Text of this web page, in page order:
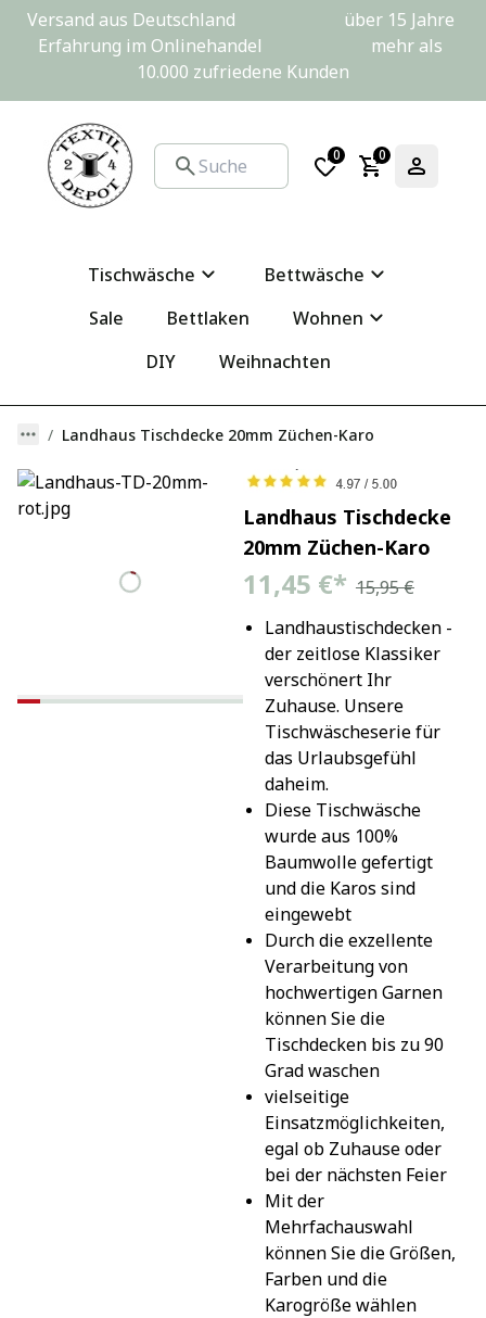
Versand aus Deutschland                         über 15 Jahre
Erfahrung im Onlinehandel                         mehr als
10.000 zufriedene Kunden
0 0
Tischwäsche
Bettwäsche
Sale
Bettlaken
Wohnen
DIY
Weihnachten
Landhaus Tischdecke 20mm Züchen-Karo
Landhaus Tischdecke
20mm Züchen-Karo
11,45 €* 15,95 €
Landhaustischdecken -
der zeitlose Klassiker
verschönert Ihr
Zuhause. Unsere
Tischwäscheserie für
das Urlaubsgefühl
daheim.
Diese Tischwäsche
wurde aus 100%
Baumwolle gefertigt
und die Karos sind
eingewebt
Durch die exzellente
Verarbeitung von
hochwertigen Garnen
können Sie die
Tischdecken bis zu 90
Grad waschen
vielseitige
Einsatzmöglichkeiten,
egal ob Zuhause oder
bei der nächsten Feier
Mit der
Mehrfachauswahl
können Sie die Größen,
Farben und die
Karogröße wählen